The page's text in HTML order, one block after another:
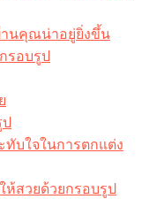
านคุณน่าอยู่ยิ่งขึ้น
รอบรูป
บใจในการตกแต่ง
ห้สวยด้วยกรอบรูป